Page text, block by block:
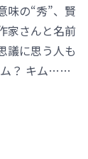
味の“秀”、賢
家さんと名前
議に思う人も
ム？ キム……